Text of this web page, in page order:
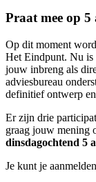
Praat mee op
Op dit moment
Het Eindpunt. Nu is
jouw inbreng als
adviesbureau
definitief ontwerp
Er zijn drie
graag jouw mening
dinsdagochtend 5
Je kunt je